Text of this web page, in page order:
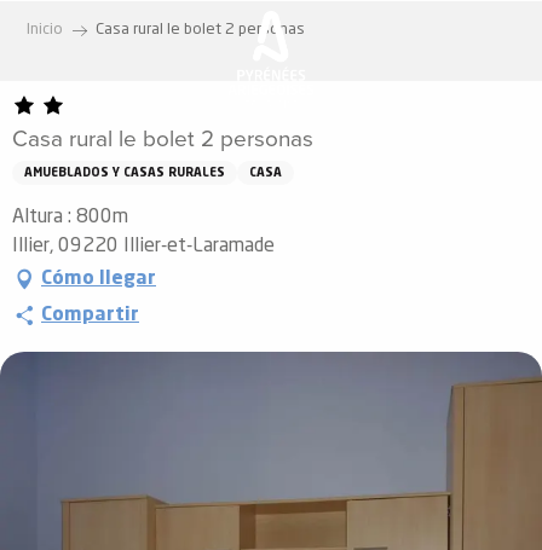
principal
Inicio Casa rural le bolet 2 personas
Casa rural le bolet 2 personas
AMUEBLADOS Y CASAS RURALES CASA
Altura : 800m
Illier, 09220 Illier-et-Laramade
Cómo llegar
Compartir